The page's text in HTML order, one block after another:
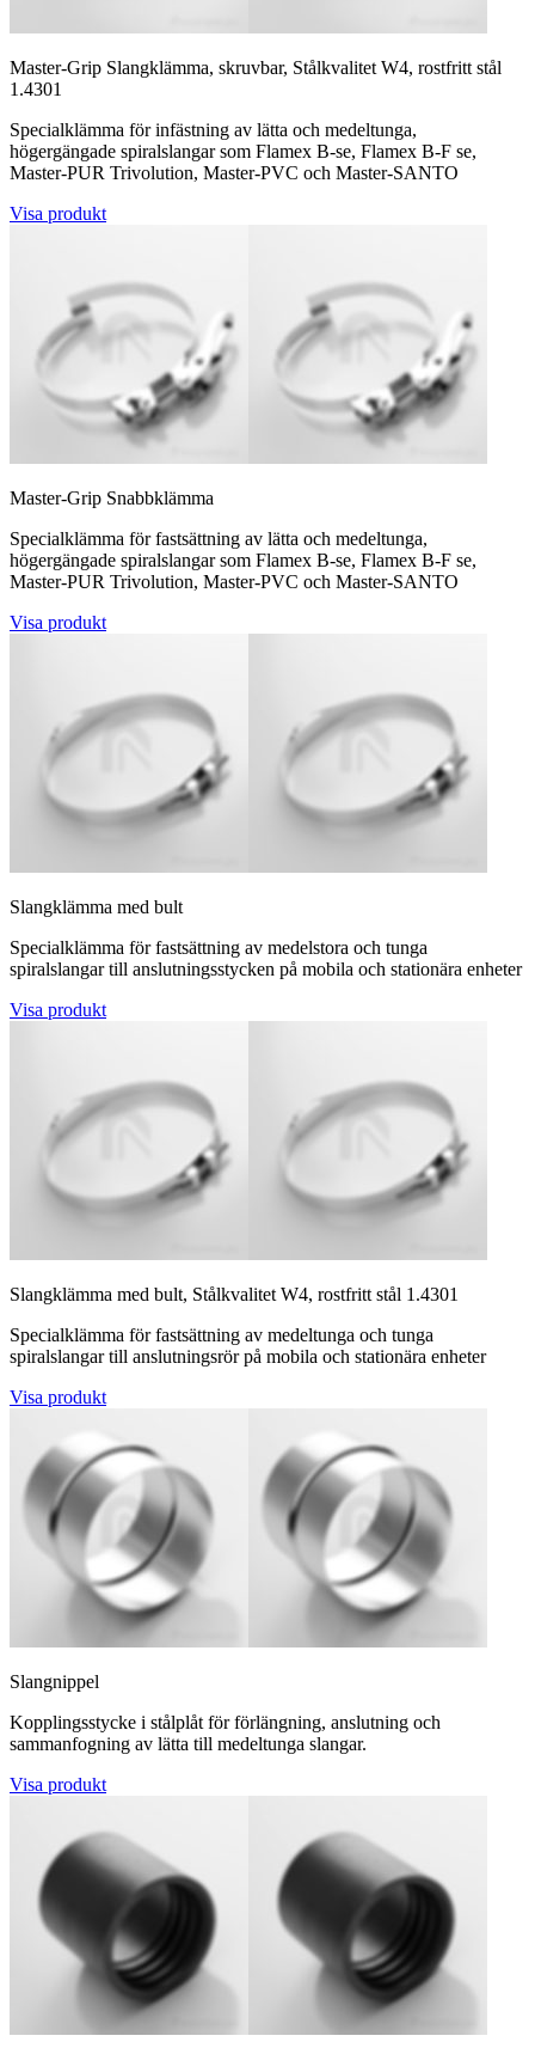
Master-Grip Slangklämma, skruvbar, Stålkvalitet W4, rostfritt stål
1.4301
Specialklämma för infästning av lätta och medeltunga,
högergängade spiralslangar som Flamex B-se, Flamex B-F se,
Master-PUR Trivolution, Master-PVC och Master-SANTO
Visa produkt
Master-Grip Snabbklämma
Specialklämma för fastsättning av lätta och medeltunga,
högergängade spiralslangar som Flamex B-se, Flamex B-F se,
Master-PUR Trivolution, Master-PVC och Master-SANTO
Visa produkt
Slangklämma med bult
Specialklämma för fastsättning av medelstora och tunga
spiralslangar till anslutningsstycken på mobila och stationära enheter
Visa produkt
Slangklämma med bult, Stålkvalitet W4, rostfritt stål 1.4301
Specialklämma för fastsättning av medeltunga och tunga
spiralslangar till anslutningsrör på mobila och stationära enheter
Visa produkt
Slangnippel
Kopplingsstycke i stålplåt för förlängning, anslutning och
sammanfogning av lätta till medeltunga slangar.
Visa produkt